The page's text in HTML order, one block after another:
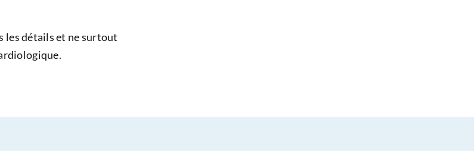
les détails et ne surtout